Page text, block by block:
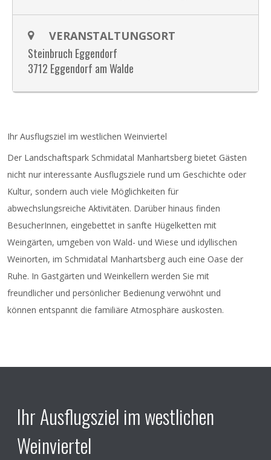
VERANSTALTUNGSORT
Steinbruch Eggendorf
3712 Eggendorf am Walde
Ihr Ausflugsziel im westlichen Weinviertel
Der Landschaftspark Schmidatal Manhartsberg bietet Gästen
nicht nur interessante Ausflugsziele rund um Geschichte oder
Kultur, sondern auch viele Möglichkeiten für
abwechslungsreiche Aktivitäten. Darüber hinaus finden
BesucherInnen, eingebettet in sanfte Hügelketten mit
Weingärten, umgeben von Wald- und Wiese und idyllischen
Weinorten, im Schmidatal Manhartsberg auch eine Oase der
Ruhe. In Gastgärten und Weinkellern werden Sie mit
freundlicher und persönlicher Bedienung verwöhnt und
können entspannt die familiäre Atmosphäre auskosten.
Ihr Ausflugsziel im westlichen
Weinviertel